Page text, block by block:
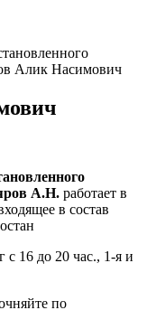
А.Н. работает в
в состав
с 16 до 20 час., 1-я и
по